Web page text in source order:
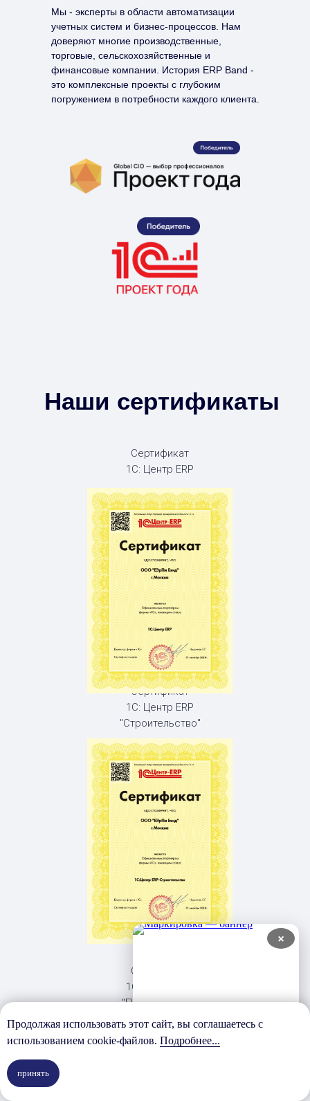
Мы - эксперты в области автоматизации
учетных систем и бизнес-процессов. Нам
доверяют многие производственные,
торговые, сельскохозяйственные и
финансовые компании. История ERP Band -
это комплексные проекты с глубоким
погружением в потребности каждого клиента.
Наши сертификаты
Сертификат
1С: Центр ERP
"Производство"
Сертификат
1С: Центр ERP
Сертификат
1С: Центр ERP
"Строительство"
Продолжая использовать этот сайт, вы соглашаетесь с
использованием cookie-файлов. Подробнее...
принять
×